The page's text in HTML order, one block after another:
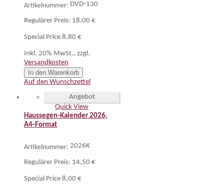
Artikelnummer: DVD-130
Regulärer Preis: 18,00 €
Special Price 8,80 €
Inkl. 20% MwSt., zzgl.
Versandkosten
In den Warenkorb
Auf den Wunschzettel
Angebot
Quick View
Haussegen-Kalender 2026,
A4-Format
Artikelnummer: 2026K
Regulärer Preis: 14,50 €
Special Price 8,00 €